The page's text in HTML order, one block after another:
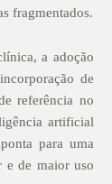
fragmentados.
a adoção
de
referência no
artificial
para uma
e de maior uso